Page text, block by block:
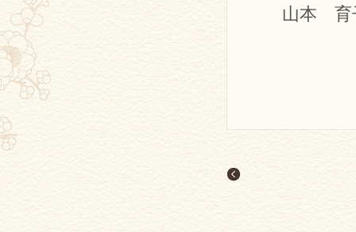
山本 育